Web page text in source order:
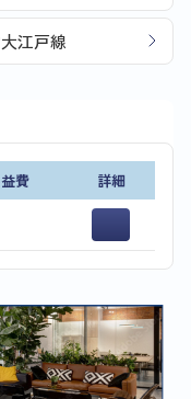
江戸線
費 詳細